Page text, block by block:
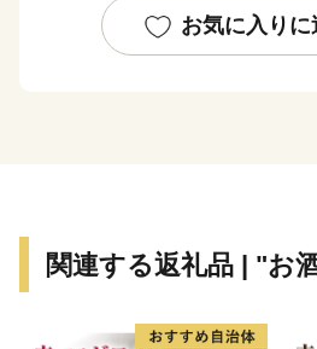
日本最古の絹織物と言われる結
れ、糸つむぎ・絣くくり・地機
お気に入りに
関連する返礼品 | "お